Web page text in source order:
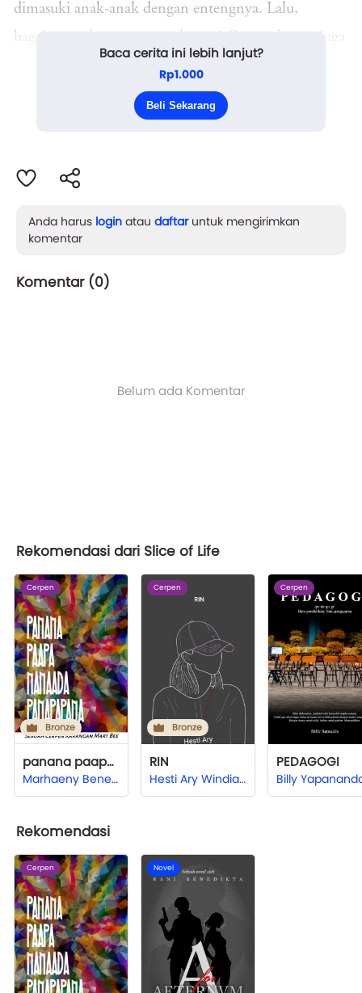
dimasuki anak-anak dengan entengnya. Lalu,
bisa masuk, tetapi mereka harus berusaha keras
dengan badan mereka yang besar---terutama orang
dewasa yang gembr...
Baca cerita ini lebih lanjut?
Rp1.000
Beli Sekarang
Anda harus login atau daftaruntuk mengirimkan
komentar
Komentar (0)
Belum ada Komentar
Rekomendasi dari Slice of Life
Cerpen
Bronze
panana paapa nanaada panapapana
Marhaeny Benedikta
Cerpen
Bronze
RIN
Hesti Ary Windiastuti
Cerpen
PEDAGOGI
Rekomendasi
Cerpen Novel